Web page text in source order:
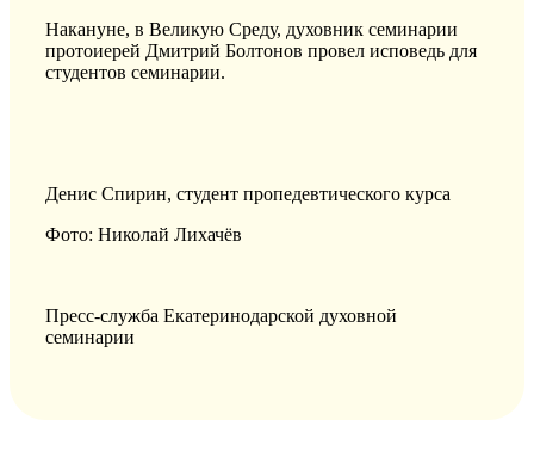
Накануне, в Великую Среду, духовник семинарии
протоиерей Дмитрий Болтонов провел исповедь для
студентов семинарии.
Денис Спирин, студент пропедевтического курса
Фото: Николай Лихачёв
Пресс-служба Екатеринодарской духовной
семинарии